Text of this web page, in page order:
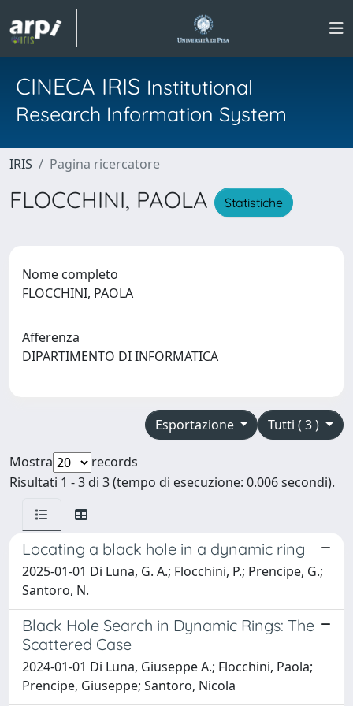
CINECA IRIS Institutional
Research Information System
IRIS Pagina ricercatore
FLOCCHINI, PAOLA Statistiche
Nome completo
FLOCCHINI, PAOLA
Afferenza
DIPARTIMENTO DI INFORMATICA
Tutti ( 3 )
Esportazione
Mostra
records
Risultati 1 - 3 di 3 (tempo di esecuzione: 0.006 secondi).
Locating a black hole in a dynamic ring
2025-01-01 Di Luna, G. A.; Flocchini, P.; Prencipe, G.;
Santoro, N.
Black Hole Search in Dynamic Rings: The
Scattered Case
2024-01-01 Di Luna, Giuseppe A.; Flocchini, Paola;
Prencipe, Giuseppe; Santoro, Nicola